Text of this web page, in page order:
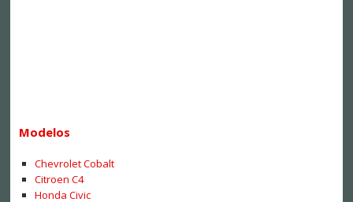
Modelos
Chevrolet Cobalt
Citroen C4
Honda Civic